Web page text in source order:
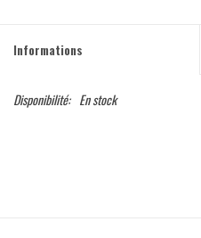
Informations
Disponibilité: En stock